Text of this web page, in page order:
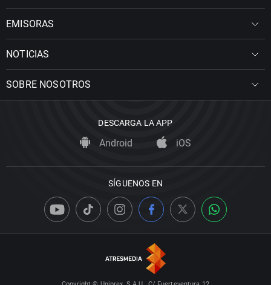
EMISORAS
NOTICIAS
SOBRE NOSOTROS
DESCARGA LA APP
Android iOS
SÍGUENOS EN